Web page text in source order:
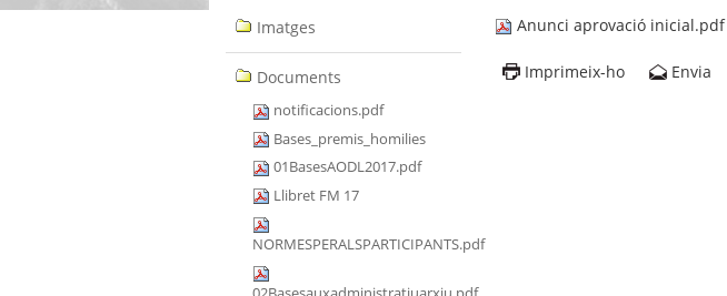
Navegació
Imatges
Documents
notificacions.pdf
Bases_premis_homilies
01BasesAODL2017.pdf
Llibret FM 17
NORMESPERALSPARTICIPANTS.pdf
Anunci aprovació inicial.pdf
Imprimeix-ho Envia